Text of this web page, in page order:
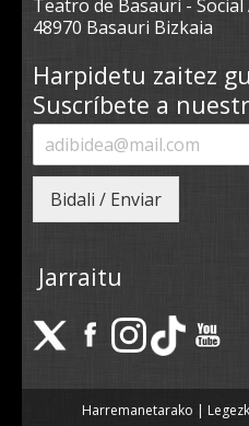
Teatro de Basauri -
48970 Basauri Bizkaia
Harpidetu zaitez
Suscríbete a
Bidali / Enviar
Jarraitu
Harremanetarako |